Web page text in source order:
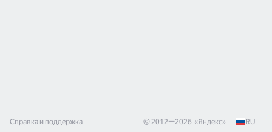
Справка и поддержка © 2012—2026 «Яндекс» RU